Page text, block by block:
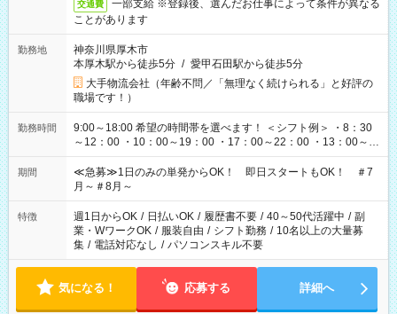
交通費
一部支給 ※登録後、選んだお仕事によって条件が異なる
ことがあります
勤務地
神奈川県厚木市
本厚木駅から徒歩5分 / 愛甲石田駅から徒歩5分
大手物流会社（年齢不問／「無理なく続けられる」と好評の
職場です！）
勤務時間
9:00～18:00 希望の時間帯を選べます！ ＜シフト例＞ ・8：30
～12：00 ・10：00～19：00 ・17：00～22：00 ・13：00～
22：00 ・22：00～翌6：00 など
期間
≪急募≫1日のみの単発からOK！ 即日スタートもOK！ ＃7
月～＃8月～
特徴 週1日からOK / 日払いOK / 履歴書不要 / 40～50代活躍中 / 副
業・WワークOK / 服装自由 / シフト勤務 / 10名以上の大量募
集 / 電話対応なし / パソコンスキル不要
気になる！ 応募する 詳細へ